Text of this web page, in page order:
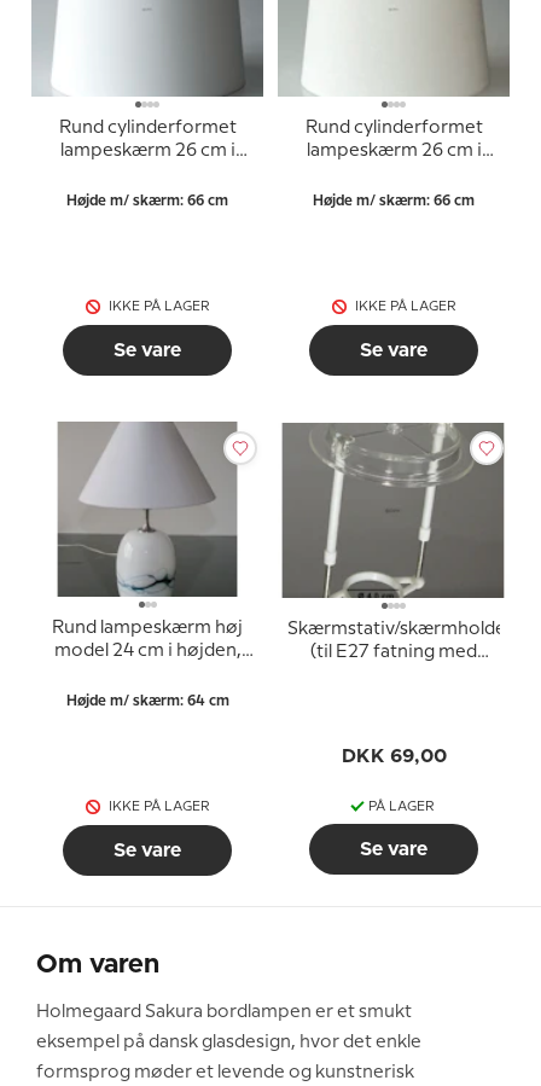
Rund cylinderformet
lampeskærm 26 cm i
Højde m/ skærm: 66 cm
IKKE PÅ LAGER
Se vare
Rund cylinderformet
lampeskærm 26 cm i
hørstof
Højde m/ skærm: 66 cm
IKKE PÅ LAGER
Se vare
Rund lampeskærm høj
model 24 cm i højden,
Højde m/ skærm: 64 cm
IKKE PÅ LAGER
Se vare
Skærmstativ/skærmholder
(til E27 fatning med
DKK 69,00
PÅ LAGER
Se vare
Om varen
Holmegaard Sakura bordlampen er et smukt
eksempel på dansk glasdesign, hvor det enkle
formsprog møder et levende og kunstnerisk